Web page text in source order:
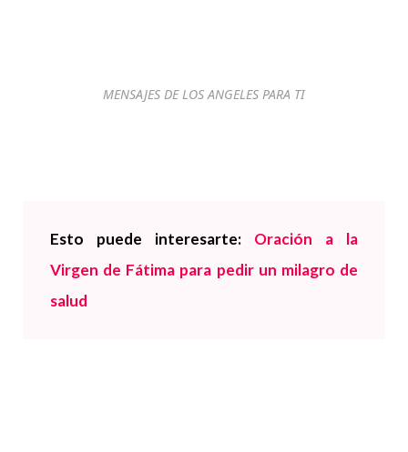
MENSAJES DE LOS ANGELES PARA TI
Esto puede interesarte: Oración a la
Virgen de Fátima para pedir un milagro de
salud